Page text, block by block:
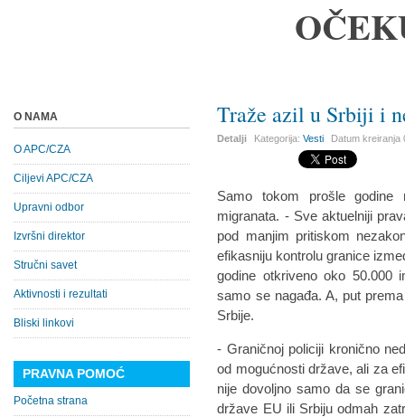
Traže azil u Srbiji i
Detalji Kategorija:Vesti Datum kreiranja
Samo tokom prošle godine
migranata. - Sve aktuelniji
pod manjim pritiskom
efikasniju kontrolu granice
godine otkriveno oko 50.000
samo se nagađa. A, put
Srbije.
- Graničnoj policiji kronično
od mogućnosti države, ali za
nije dovoljno samo da se
države EU ili Srbiju odmah
O NAMA
O APC/CZA
Ciljevi APC/CZA
Upravni odbor
Izvršni direktor
Stručni savet
Aktivnosti i rezultati
Bliski linkovi
PRAVNA POMOĆ
Početna strana